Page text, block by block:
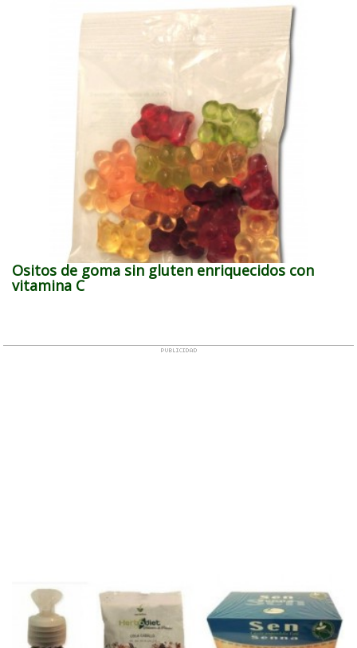
Ositos de goma sin gluten enriquecidos con
vitamina C